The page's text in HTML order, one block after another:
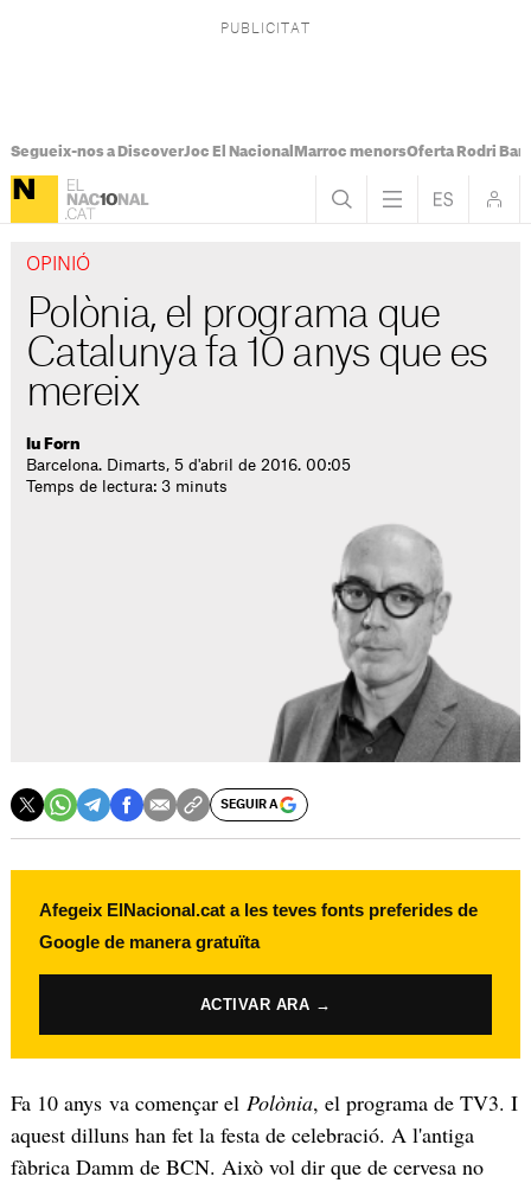
Segueix-nos a DiscoverJoc El Nacional Marroc menorsOferta Rodri
OPINIÓ
Polònia, el programa que
Catalunya fa 10 anys que es
mereix
Iu Forn
Barcelona. Dimarts, 5 d'abril de 2016. 00:05
Temps de lectura: 3 minuts
SEGUIR A
Afegeix ElNacional.cat a les teves fonts preferides de
Google de manera gratuïta
ACTIVAR ARA →
Fa 10 anys va començar el Polònia, el programa de TV3. I
aquest dilluns han fet la festa de celebració. A l'antiga
fàbrica Damm de BCN. Això vol dir que de cervesa no